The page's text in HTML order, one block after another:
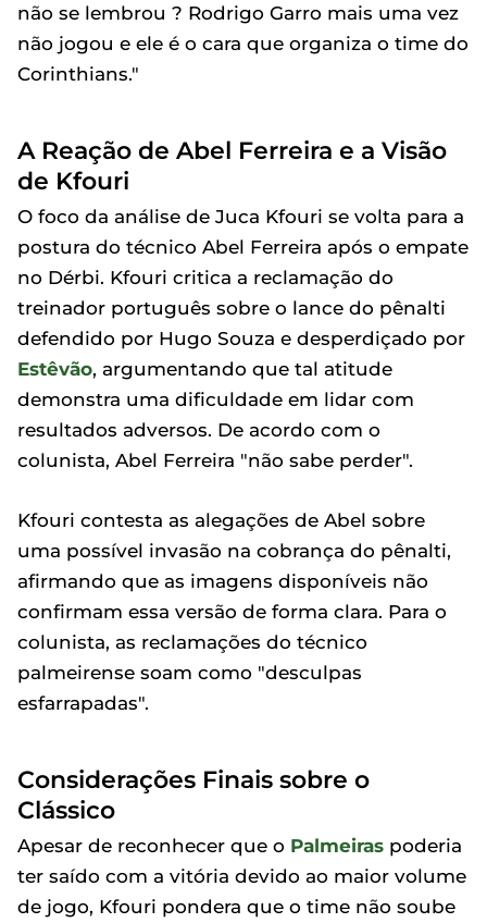
não se lembrou ? Rodrigo Garro mais uma vez
não jogou e ele é o cara que organiza o time do
Corinthians."
A Reação de Abel Ferreira e a Visão
de Kfouri
O foco da análise de Juca Kfouri se volta para a
postura do técnico Abel Ferreira após o empate
no Dérbi. Kfouri critica a reclamação do
treinador português sobre o lance do pênalti
defendido por Hugo Souza e desperdiçado por
Estêvão, argumentando que tal atitude
demonstra uma dificuldade em lidar com
resultados adversos. De acordo com o
colunista, Abel Ferreira "não sabe perder".
Kfouri contesta as alegações de Abel sobre
uma possível invasão na cobrança do pênalti,
afirmando que as imagens disponíveis não
confirmam essa versão de forma clara. Para o
colunista, as reclamações do técnico
palmeirense soam como "desculpas
esfarrapadas".
Considerações Finais sobre o
Clássico
Apesar de reconhecer que o Palmeiras poderia
ter saído com a vitória devido ao maior volume
de jogo, Kfouri pondera que o time não soube